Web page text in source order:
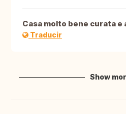
Casa molto bene curata e
Traducir
Show